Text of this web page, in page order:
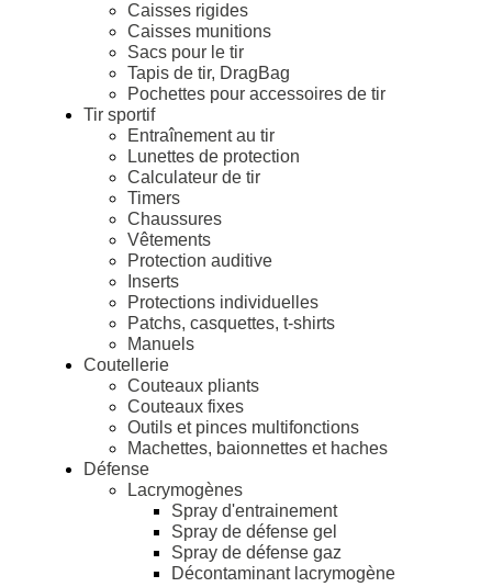
Caisses rigides
Caisses munitions
Sacs pour le tir
Tapis de tir, DragBag
Pochettes pour accessoires de tir
Tir sportif
Entraînement au tir
Lunettes de protection
Calculateur de tir
Timers
Chaussures
Vêtements
Protection auditive
Inserts
Protections individuelles
Patchs, casquettes, t-shirts
Manuels
Coutellerie
Couteaux pliants
Couteaux fixes
Outils et pinces multifonctions
Machettes, baionnettes et haches
Défense
Lacrymogènes
Spray d'entrainement
Spray de défense gel
Spray de défense gaz
Décontaminant lacrymogène